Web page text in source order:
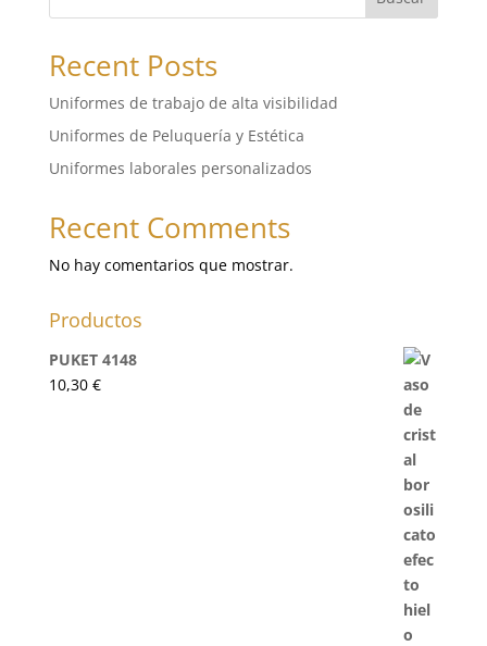
Recent Posts
Uniformes de trabajo de alta visibilidad
Uniformes de Peluquería y Estética
Uniformes laborales personalizados
Recent Comments
No hay comentarios que mostrar.
Productos
PUKET 4148
10,30 €